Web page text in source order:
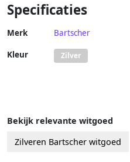
Specificaties
Merk Bartscher
Kleur Zilver
Bekijk relevante witgoed
Zilveren Bartscher witgoed